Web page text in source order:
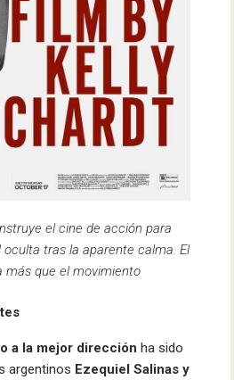
el cine de acción para
tras la aparente calma. El
más que el movimiento
a la mejor dirección ha sido
argentinos Ezequiel Salinas y